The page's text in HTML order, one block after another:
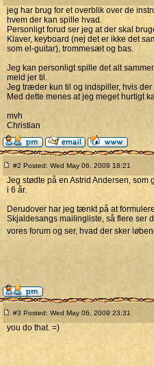
jeg har brug for et overblik over de
hvem der kan spille hvad.
Personligt forud ser jeg at der skal
Klaver, keyboard (nej det er ikke det
som el-guitar), trommesæt og bas.
Jeg kan personligt spille det alt
meld jer til.
Jeg træder kun til og indspiller, hvis
Med dette menes at jeg meget hurtigt
mvh
Christian
#2 Posted: Wed May 06, 2009 18:21
Jeg stødte på en Astrid Andersen,
i 6 år.
Derudover har jeg tænkt på at
Skjaldesangs mailingliste, så flere ser
vores forum og ser, hvad der sker
#3 Posted: Wed May 06, 2009 23:31
you do that. =)